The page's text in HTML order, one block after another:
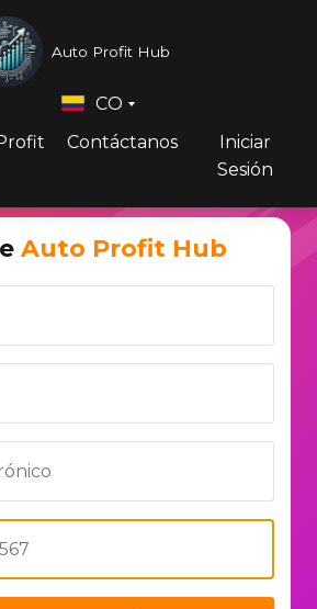
Auto Profit Hub
Contáctanos
Iniciar
Sesión
CO
Auto Profit Hub